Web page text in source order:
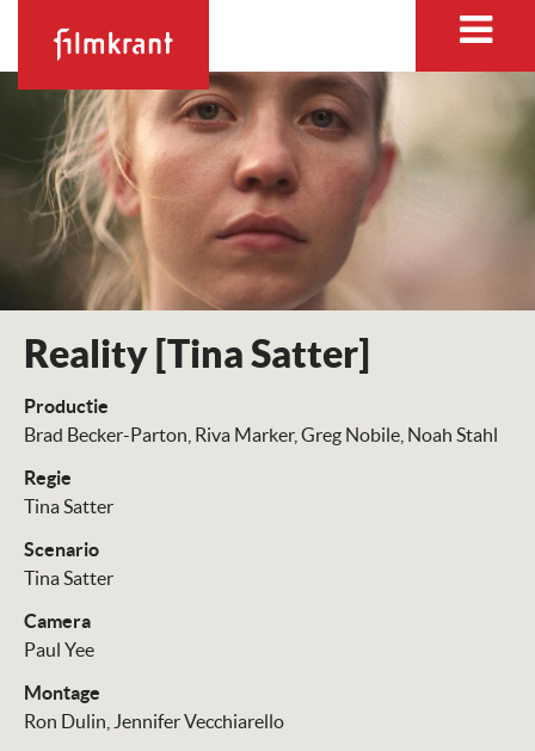
Reality [Tina Satter]
Productie
Brad Becker-Parton Riva Marker Greg Nobile Noah Stahl
Regie
Tina Satter
Scenario
Tina Satter
Camera
Paul Yee
Montage
Ron Dulin Jennifer Vecchiarello